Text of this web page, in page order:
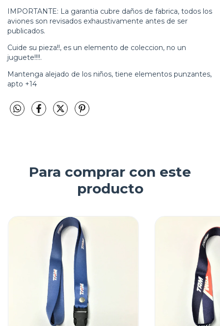
IMPORTANTE: La garantia cubre daños de fabrica, todos los
aviones son revisados exhaustivamente antes de ser
publicados.
Cuide su pieza!!, es un elemento de coleccion, no un
juguete!!!!.
Mantenga alejado de los niños, tiene elementos punzantes,
apto +14
Para comprar con este
producto